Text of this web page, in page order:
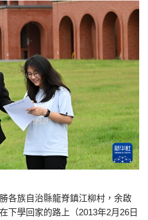
各族自治縣龍脊鎮江柳村，余啟
下學回家的路上（2013年2月26日